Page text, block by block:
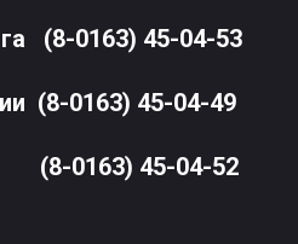
(8-0163) 45-04-53
(8-0163) 45-04-49
45-04-52